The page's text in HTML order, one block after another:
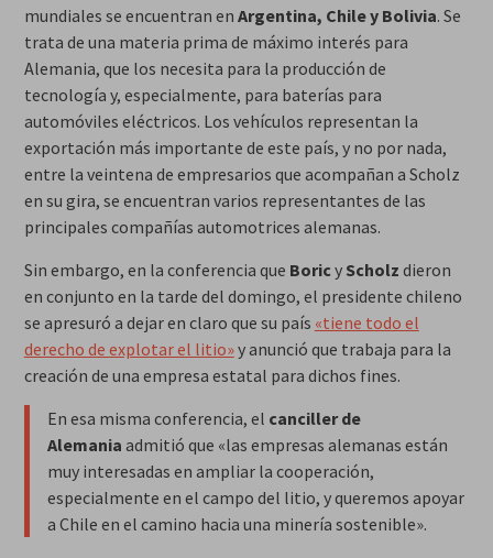
mundiales se encuentran en Argentina, Chile y Bolivia. Se
trata de una materia prima de máximo interés para
Alemania, que los necesita para la producción de
tecnología y, especialmente, para baterías para
automóviles eléctricos. Los vehículos representan la
exportación más importante de este país, y no por nada,
entre la veintena de empresarios que acompañan a Scholz
en su gira, se encuentran varios representantes de las
principales compañías automotrices alemanas.
Sin embargo, en la conferencia que Boricy Scholz dieron
en conjunto en la tarde del domingo, el presidente chileno
se apresuró a dejar en claro que su país «tiene todo el
derecho de explotar el litio»y anunció que trabaja para la
creación de una empresa estatal para dichos fines.
En esa misma conferencia, el canciller de
Alemania admitió que «las empresas alemanas están
muy interesadas en ampliar la cooperación,
especialmente en el campo del litio, y queremos apoyar
a Chile en el camino hacia una minería sostenible».